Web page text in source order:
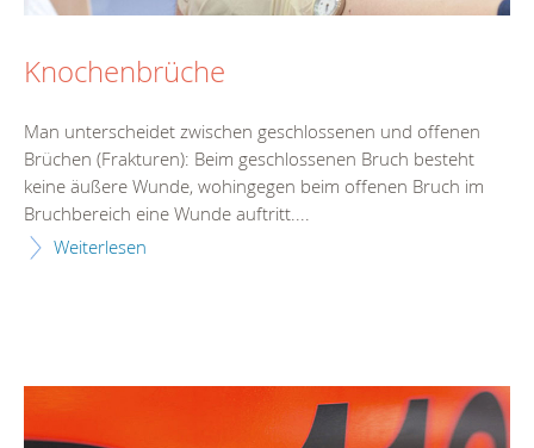
Knochenbrüche
Man unterscheidet zwischen geschlossenen und offenen
Brüchen (Frakturen): Beim geschlossenen Bruch besteht
keine äußere Wunde, wohingegen beim offenen Bruch im
Bruchbereich eine Wunde auftritt....
Weiterlesen